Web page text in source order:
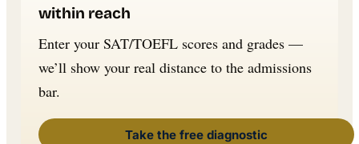
within reach
Enter your SAT/TOEFL scores and grades —
we’ll show your real distance to the admissions
bar.
Take the free diagnostic